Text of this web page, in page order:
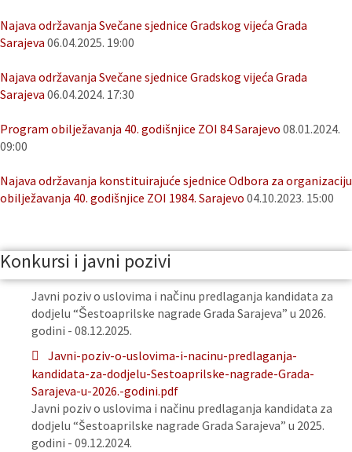
Najava održavanja Svečane sjednice Gradskog vijeća Grada
Sarajeva 06.04.2025. 19:00
Najava održavanja Svečane sjednice Gradskog vijeća Grada
Sarajeva 06.04.2024. 17:30
Program obilježavanja 40. godišnjice ZOI 84 Sarajevo 08.01.2024.
09:00
Najava održavanja konstituirajuće sjednice Odbora za organizaciju
obilježavanja 40. godišnjice ZOI 1984. Sarajevo 04.10.2023. 15:00
Konkursi i javni pozivi
Javni poziv o uslovima i načinu predlaganja kandidata za
dodjelu “Šestoaprilske nagrade Grada Sarajeva” u 2026.
godini - 08.12.2025.
Javni-poziv-o-uslovima-i-nacinu-predlaganja-
kandidata-za-dodjelu-Sestoaprilske-nagrade-Grada-
Sarajeva-u-2026.-godini.pdf
Javni poziv o uslovima i načinu predlaganja kandidata za
dodjelu “Šestoaprilske nagrade Grada Sarajeva” u 2025.
godini - 09.12.2024.